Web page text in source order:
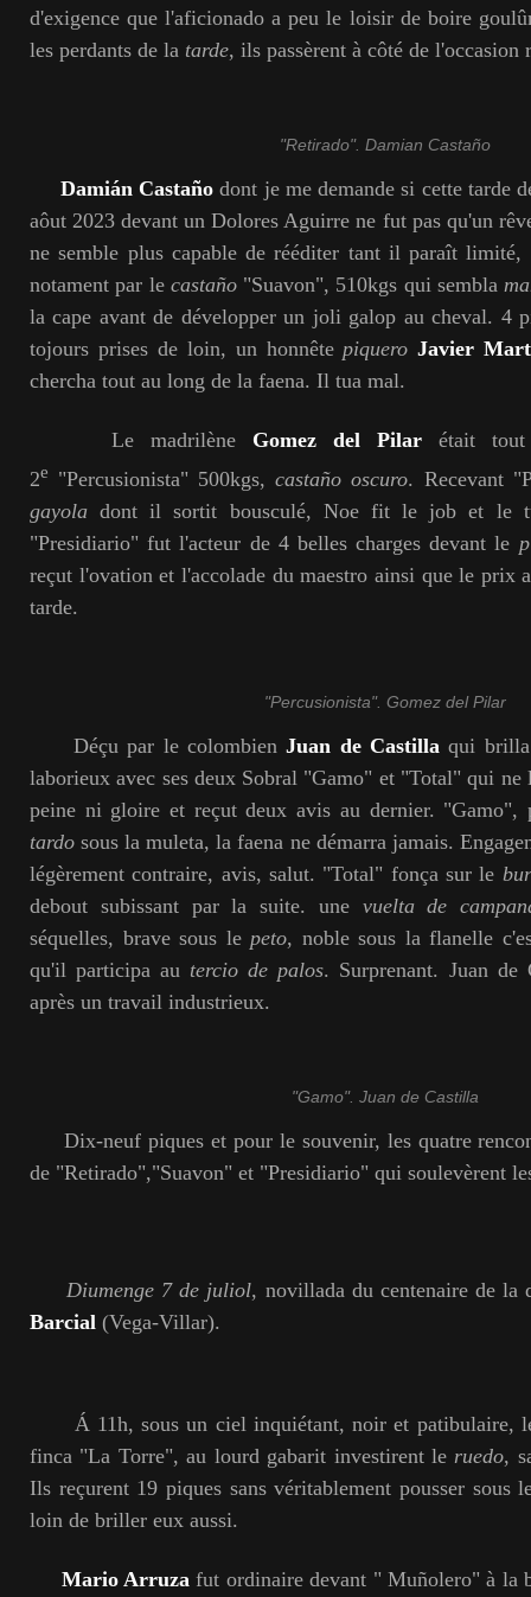
d'exigence que l'aficionado a peu le loisir de boire
les perdants de la tarde, ils passèrent à côté de l'occasion
"Retirado". Damian Castaño
Damián Castaño dont je me demande si cette tarde
aôut 2023 devant un Dolores Aguirre ne fut pas qu'un
ne semble plus capable de rééditer tant il paraît limité,
notament par le castaño"Suavon", 510kgs qui sembla
la cape avant de développer un joli galop au cheval. 4
tojours prises de loin, un honnêtepiquero Javier
chercha tout au long de la faena. Il tua mal.
Le madrilène Gomez del Pilarétait tout
2e "Percusionista" 500kgs,castaño oscuro. Recevant
gayola dont il sortit bousculé, Noe fit le job et le
"Presidiario" fut l'acteur de 4 belles charges devant le
reçut l'ovation et l'accolade du maestro ainsi que le prix
tarde.
"Percusionista". Gomez del Pilar
Déçu par le colombienJuan de Castilla qui
laborieux avec ses deux Sobral "Gamo" et "Total" qui ne
peine ni gloire et reçut deux avis au dernier. "Gamo",
tardo sous la muleta, la faena ne démarra jamais.
légèrement contraire, avis, salut. "Total" fonça sur le
debout subissant par la suite. unevuelta de
séquelles, brave sous lepeto, noble sous la flanelle
qu'il participa au tercio de palos. Surprenant. Juan
après un travail industrieux.
"Gamo". Juan de Castilla
Dix-neuf piques et pour le souvenir, les quatre
de "Retirado","Suavon" et "Presidiario" qui soulevèrent
Diumenge 7 de juliol, novillada du centenaire de la
Barcial (Vega-Villar).
Á 11h, sous un ciel inquiétant, noir et patibulaire,
finca "La Torre", au lourd gabarit investirent leruedo,
Ils reçurent 19 piques sans véritablement pousser sous
loin de briller eux aussi.
Mario Arruza fut ordinaire devant " Muñolero" à la